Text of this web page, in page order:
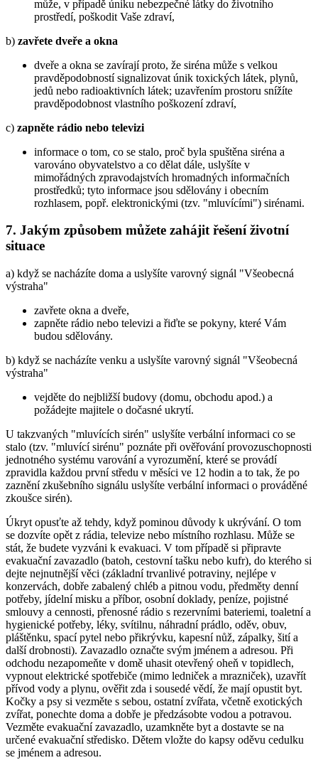
může, v případě úniku nebezpečné látky do životního
prostředí, poškodit Vaše zdraví,
b) zavřete dveře a okna
dveře a okna se zavírají proto, že siréna může s velkou
pravděpodobností signalizovat únik toxických látek, plynů,
jedů nebo radioaktivních látek; uzavřením prostoru snížíte
pravděpodobnost vlastního poškození zdraví,
c) zapněte rádio nebo televizi
informace o tom, co se stalo, proč byla spuštěna siréna a
varováno obyvatelstvo a co dělat dále, uslyšíte v
mimořádných zpravodajstvích hromadných informačních
prostředků; tyto informace jsou sdělovány i obecním
rozhlasem, popř. elektronickými (tzv. "mluvícími") sirénami.
7. Jakým způsobem můžete zahájit řešení životní
situace
a) když se nacházíte doma a uslyšíte varovný signál "Všeobecná
výstraha"
zavřete okna a dveře,
zapněte rádio nebo televizi a řiďte se pokyny, které Vám
budou sdělovány.
b) když se nacházíte venku a uslyšíte varovný signál "Všeobecná
výstraha"
vejděte do nejbližší budovy (domu, obchodu apod.) a
požádejte majitele o dočasné ukrytí.
U takzvaných "mluvících sirén" uslyšíte verbální informaci co se
stalo (tzv. "mluvící sirénu" poznáte při ověřování provozuschopnosti
jednotného systému varování a vyrozumění, které se provádí
zpravidla každou první středu v měsíci ve 12 hodin a to tak, že po
zaznění zkušebního signálu uslyšíte verbální informaci o prováděné
zkoušce sirén).
Úkryt opusťte až tehdy, když pominou důvody k ukrývání. O tom
se dozvíte opět z rádia, televize nebo místního rozhlasu. Může se
stát, že budete vyzváni k evakuaci. V tom případě si připravte
evakuační zavazadlo (batoh, cestovní tašku nebo kufr), do kterého si
dejte nejnutnější věci (základní trvanlivé potraviny, nejlépe v
konzervách, dobře zabalený chléb a pitnou vodu, předměty denní
potřeby, jídelní misku a příbor, osobní doklady, peníze, pojistné
smlouvy a cennosti, přenosné rádio s rezervními bateriemi, toaletní a
hygienické potřeby, léky, svítilnu, náhradní prádlo, oděv, obuv,
pláštěnku, spací pytel nebo přikrývku, kapesní nůž, zápalky, šití a
další drobnosti). Zavazadlo označte svým jménem a adresou. Při
odchodu nezapomeňte v domě uhasit otevřený oheň v topidlech,
vypnout elektrické spotřebiče (mimo ledniček a mrazniček), uzavřít
přívod vody a plynu, ověřit zda i sousedé vědí, že mají opustit byt.
Kočky a psy si vezměte s sebou, ostatní zvířata, včetně exotických
zvířat, ponechte doma a dobře je předzásobte vodou a potravou.
Vezměte evakuační zavazadlo, uzamkněte byt a dostavte se na
určené evakuační středisko. Dětem vložte do kapsy oděvu cedulku
se jménem a adresou.